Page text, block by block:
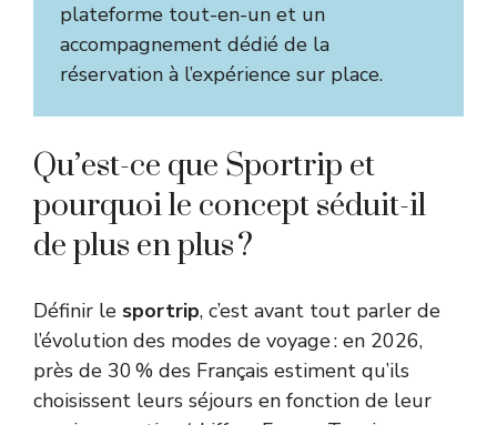
plateforme tout-en-un et un
accompagnement dédié de la
réservation à l’expérience sur place.
Qu’est-ce que Sportrip et
pourquoi le concept séduit-il
de plus en plus ?
Définir le sportrip, c’est avant tout parler de
l’évolution des modes de voyage : en 2026,
près de 30 % des Français estiment qu’ils
choisissent leurs séjours en fonction de leur